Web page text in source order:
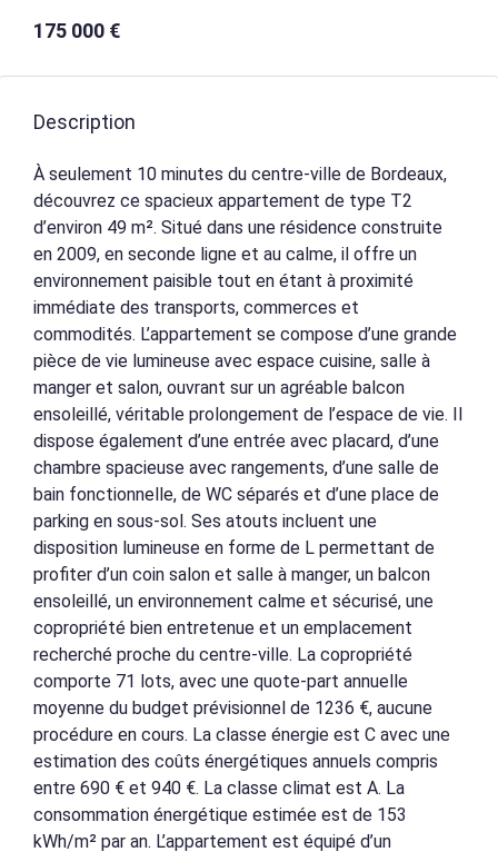
175 000 €
Description
À seulement 10 minutes du centre-ville de Bordeaux,
découvrez ce spacieux appartement de type T2
d’environ 49 m². Situé dans une résidence construite
en 2009, en seconde ligne et au calme, il offre un
environnement paisible tout en étant à proximité
immédiate des transports, commerces et
commodités. L’appartement se compose d’une grande
pièce de vie lumineuse avec espace cuisine, salle à
manger et salon, ouvrant sur un agréable balcon
ensoleillé, véritable prolongement de l’espace de vie. Il
dispose également d’une entrée avec placard, d’une
chambre spacieuse avec rangements, d’une salle de
bain fonctionnelle, de WC séparés et d’une place de
parking en sous-sol. Ses atouts incluent une
disposition lumineuse en forme de L permettant de
profiter d’un coin salon et salle à manger, un balcon
ensoleillé, un environnement calme et sécurisé, une
copropriété bien entretenue et un emplacement
recherché proche du centre-ville. La copropriété
comporte 71 lots, avec une quote-part annuelle
moyenne du budget prévisionnel de 1236 €, aucune
procédure en cours. La classe énergie est C avec une
estimation des coûts énergétiques annuels compris
entre 690 € et 940 €. La classe climat est A. La
consommation énergétique estimée est de 153
kWh/m² par an. L’appartement est équipé d’un